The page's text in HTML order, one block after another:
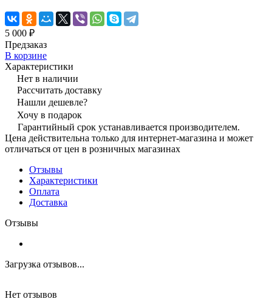
5 000 ₽
Предзаказ
В корзине
Характеристики
Нет в наличии
Рассчитать доставку
Нашли дешевле?
Хочу в подарок
Гарантийный срок устанавливается производителем.
Цена действительна только для интернет-магазина и может
отличаться от цен в розничных магазинах
Отзывы
Характеристики
Оплата
Доставка
Отзывы
Загрузка отзывов...
Нет отзывов